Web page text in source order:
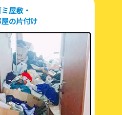
屋敷・
の片付け